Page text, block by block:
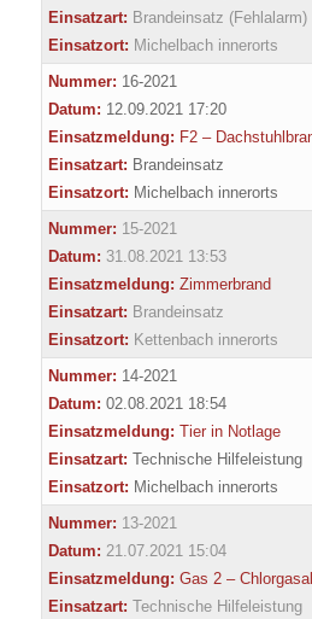
Einsatzart: Brandeinsatz (Fehlalarm)
Einsatzort: Michelbach innerorts
Nummer: 16-2021
Datum: 12.09.2021 17:20
Einsatzmeldung: F2 –
Einsatzart: Brandeinsatz
Einsatzort: Michelbach innerorts
Nummer: 15-2021
Datum: 31.08.2021 13:53
Einsatzmeldung: Zimmerbrand
Einsatzart: Brandeinsatz
Einsatzort: Kettenbach innerorts
Nummer: 14-2021
Datum: 02.08.2021 18:54
Einsatzmeldung: Tier in Notlage
Einsatzart: Technische Hilfeleistung
Einsatzort: Michelbach innerorts
Nummer: 13-2021
Datum: 21.07.2021 15:04
Einsatzmeldung: Gas 2 –
Einsatzart: Technische Hilfeleistung